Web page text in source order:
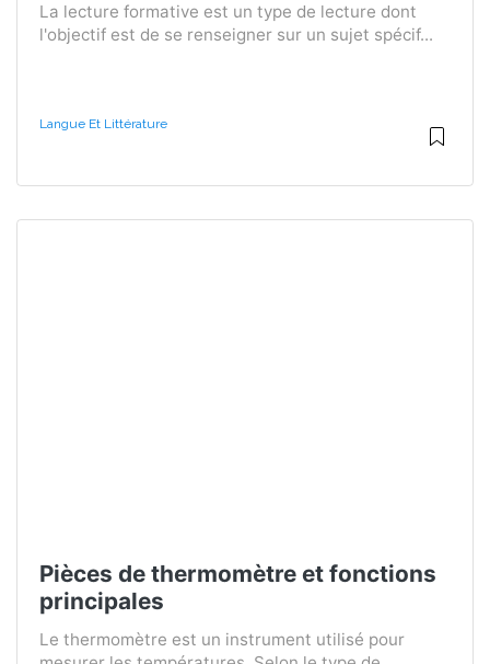
La lecture formative est un type de lecture dont
l'objectif est de se renseigner sur un sujet spécif...
Langue Et Littérature
Pièces de thermomètre et fonctions
principales
Le thermomètre est un instrument utilisé pour